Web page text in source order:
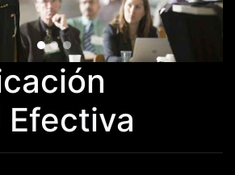
Efectiva